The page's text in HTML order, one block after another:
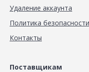
Удаление аккаунта
Политика
Контакты
Поставщикам